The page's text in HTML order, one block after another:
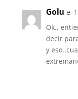
Golu el
Ok..
decir
y